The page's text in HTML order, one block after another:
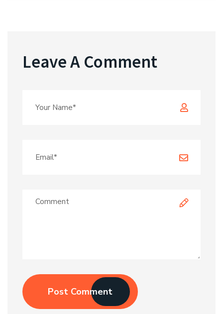
Leave A Comment
Post Comment